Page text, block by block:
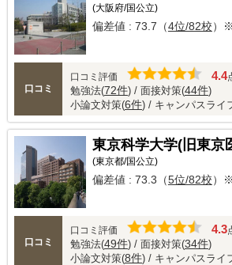
(大阪府/国公立)
偏差値 : 73.7（4位/82校）※
口コミ
口コミ評価 4.4
勉強法(72件) / 面接対策(44件)
小論文対策(6件) / キャンパスライ
東京科学大学(旧東京
(東京都/国公立)
偏差値 : 73.3（5位/82校）※
口コミ
口コミ評価 4.3
勉強法(49件) / 面接対策(34件)
小論文対策(8件) / キャンパスライ